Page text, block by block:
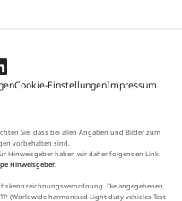
Cookie-EinstellungenImpressum
Sie, dass bei allen Angaben und Bilder zum
vorbehalten sind.
Hinweisgeber haben wir daher folgenden Link
Hinweisgeber.
Die angegebenen
(Worldwide harmonised Light-duty vehicles Test